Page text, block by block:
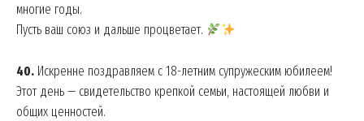
многие годы.
Пусть ваш союз и дальше процветает.
40. Искренне поздравляем с 18-летним супружеским юбилеем!
Этот день — свидетельство крепкой семьи, настоящей любви и
общих ценностей.